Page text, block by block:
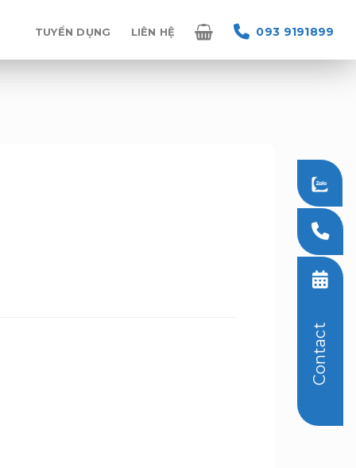
TUYỂN DỤNG LIÊN HỆ 093 9191899
Contact